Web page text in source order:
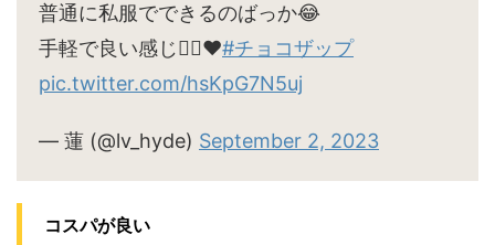
普通に私服でできるのばっか😂
手軽で良い感じ🙆‍♀️♥#チョコザップ
pic.twitter.com/hsKpG7N5uj
— 蓮 (@lv_hyde) September 2, 2023
コスパが良い